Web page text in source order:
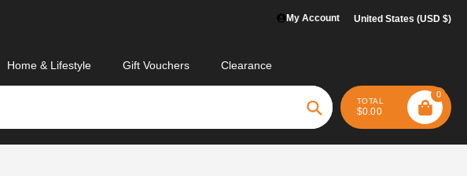
My Account United States (USD $)
Home & Lifestyle Gift Vouchers Clearance
Search
TOTAL
$0.00
0